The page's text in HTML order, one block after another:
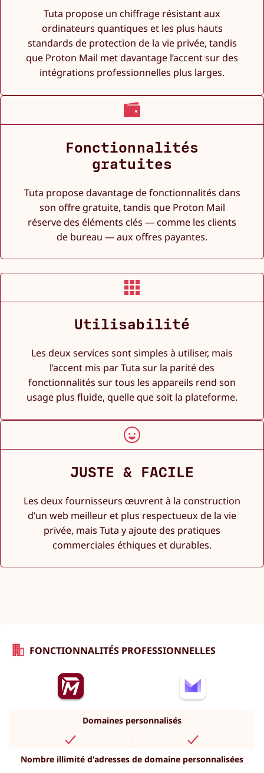
Tuta propose un chiffrage résistant aux
ordinateurs quantiques et les plus hauts
standards de protection de la vie privée, tandis
que Proton Mail met davantage l’accent sur des
intégrations professionnelles plus larges.
Fonctionnalités
gratuites
Tuta propose davantage de fonctionnalités dans
son offre gratuite, tandis que Proton Mail
réserve des éléments clés — comme les clients
de bureau — aux offres payantes.
Utilisabilité
Les deux services sont simples à utiliser, mais
l’accent mis par Tuta sur la parité des
fonctionnalités sur tous les appareils rend son
usage plus fluide, quelle que soit la plateforme.
JUSTE & FACILE
Les deux fournisseurs œuvrent à la construction
d’un web meilleur et plus respectueux de la vie
privée, mais Tuta y ajoute des pratiques
commerciales éthiques et durables.
FONCTIONNALITÉS PROFESSIONNELLES
Domaines personnalisés
Nombre illimité d'adresses de domaine personnalisées